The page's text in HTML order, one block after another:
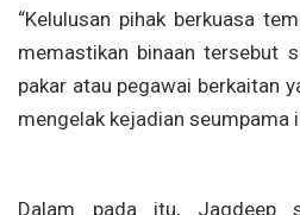
“Kelulusan pihak berkuasa
memastikan binaan tersebut
pakar atau pegawai berkaitan
mengelak kejadian seumpama
Dalam pada itu, Jagdeep